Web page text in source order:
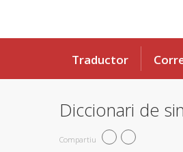
Traductor
Diccionari de
Compartiu